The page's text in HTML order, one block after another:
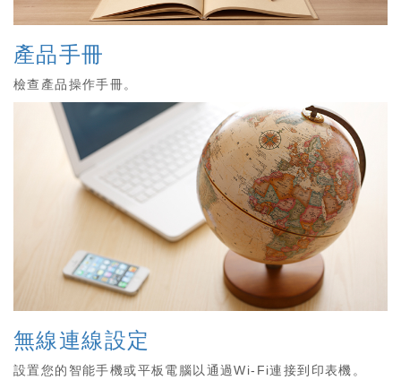
產品手冊
檢查產品操作手冊。
無線連線設定
設置您的智能手機或平板電腦以通過Wi-Fi連接到印表機。